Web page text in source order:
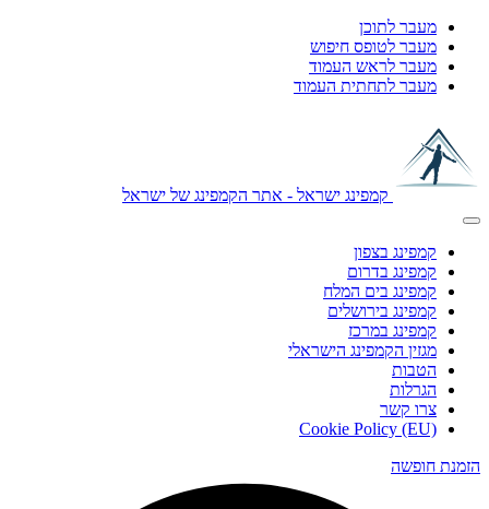
מעבר לתוכן
מעבר לטופס חיפוש
מעבר לראש העמוד
מעבר לתחתית העמוד
קמפינג ישראל - אתר הקמפינג של ישראל
קמפינג בצפון
קמפינג בדרום
קמפינג בים המלח
קמפינג בירושלים
קמפינג במרכז
מגזין הקמפינג הישראלי
הטבות
הגרלות
צרו קשר
Cookie Policy (EU)
הזמנת חופשה